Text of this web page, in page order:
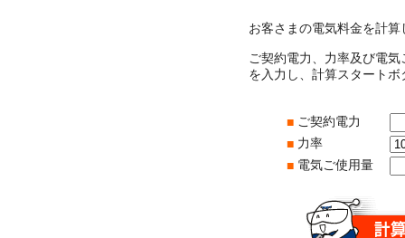
お客さまの電気料金を計算
ご契約電力、力率及び電
を入力し、計算スタート
■ ご契約電力
■ 力率
■ 電気ご使用量